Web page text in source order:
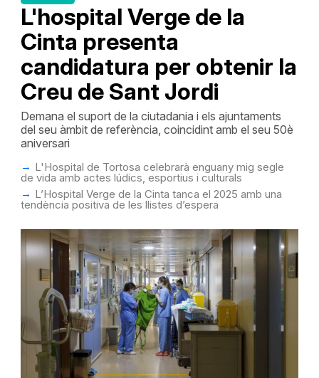
L'hospital Verge de la
Cinta presenta
candidatura per obtenir la
Creu de Sant Jordi
Demana el suport de la ciutadania i els ajuntaments
del seu àmbit de referència, coincidint amb el seu 50è
aniversari
L'Hospital de Tortosa celebrarà enguany mig segle
de vida amb actes lúdics, esportius i culturals
L’Hospital Verge de la Cinta tanca el 2025 amb una
tendència positiva de les llistes d’espera